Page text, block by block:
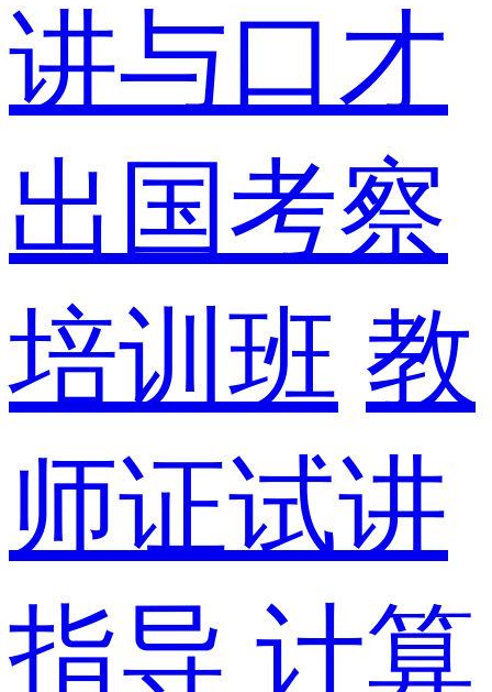
讲与口才
出国考察
培训班 教
师证试讲
指导 计算